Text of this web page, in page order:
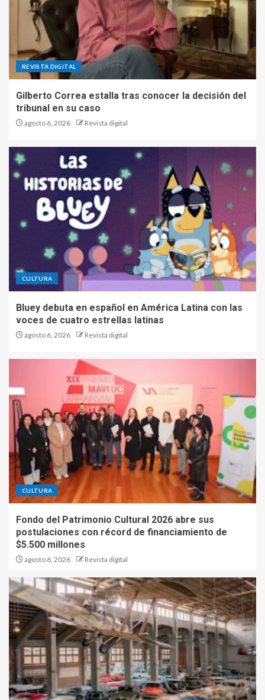
REVISTA DIGITAL
Gilberto Correa estalla tras conocer la decisión del
tribunal en su caso
agosto 6, 2026 Revista digital
CULTURA
Bluey debuta en español en América Latina con las
voces de cuatro estrellas latinas
agosto 6, 2026 Revista digital
CULTURA
Fondo del Patrimonio Cultural 2026 abre sus
postulaciones con récord de financiamiento de
$5.500 millones
agosto 6, 2026 Revista digital